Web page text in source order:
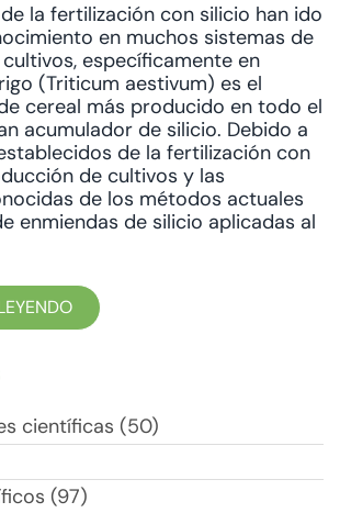
la fertilización con silicio han ido
en muchos sistemas de
específicamente en
(Triticum aestivum) es el
cereal más producido en todo el
acumulador de silicio. Debido a
de la fertilización con
de cultivos y las
de los métodos actuales
enmiendas de silicio aplicadas al
científicas (50)
(97)